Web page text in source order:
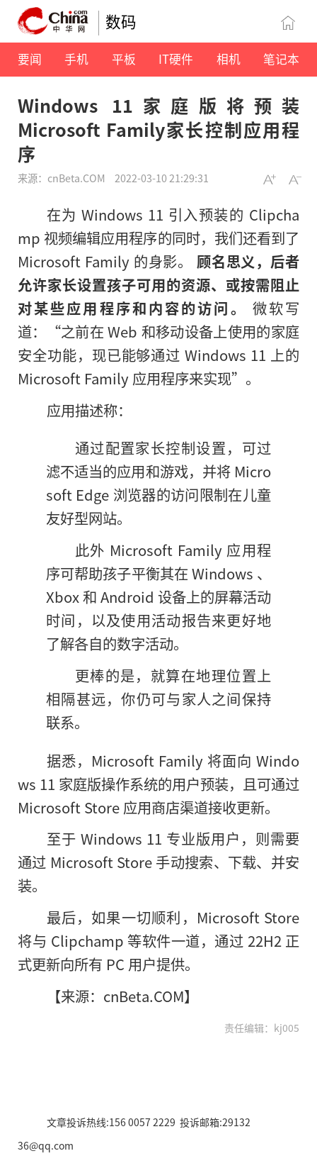
数码
要闻 手机 平板 IT硬件 相机 笔记本
Windows 11家庭版将预装
Microsoft Family家长控制应用程
序
来源：cnBeta.COM 2022-03-10 21:29:31
在为 Windows 11 引入预装的 Clipcha
mp 视频编辑应用程序的同时，我们还看到了
Microsoft Family 的身影。 顾名思义，后者
允许家长设置孩子可用的资源、或按需阻止
对某些应用程序和内容的访问。 微软写
道：“之前在 Web 和移动设备上使用的家庭
安全功能，现已能够通过 Windows 11 上的
Microsoft Family 应用程序来实现”。
应用描述称：
通过配置家长控制设置，可过
滤不适当的应用和游戏，并将 Micro
soft Edge 浏览器的访问限制在儿童
友好型网站。
此外 Microsoft Family 应用程
序可帮助孩子平衡其在 Windows 、
Xbox 和 Android 设备上的屏幕活动
时间，以及使用活动报告来更好地
了解各自的数字活动。
更棒的是，就算在地理位置上
相隔甚远，你仍可与家人之间保持
联系。
据悉，Microsoft Family 将面向 Windo
ws 11 家庭版操作系统的用户预装，且可通过
Microsoft Store 应用商店渠道接收更新。
至于 Windows 11 专业版用户，则需要
通过 Microsoft Store 手动搜索、下载、并安
装。
最后，如果一切顺利，Microsoft Store
将与 Clipchamp 等软件一道，通过 22H2 正
式更新向所有 PC 用户提供。
【来源：cnBeta.COM】
责任编辑：kj005
文章投诉热线:156 0057 2229 投诉邮箱:29132
36@qq.com